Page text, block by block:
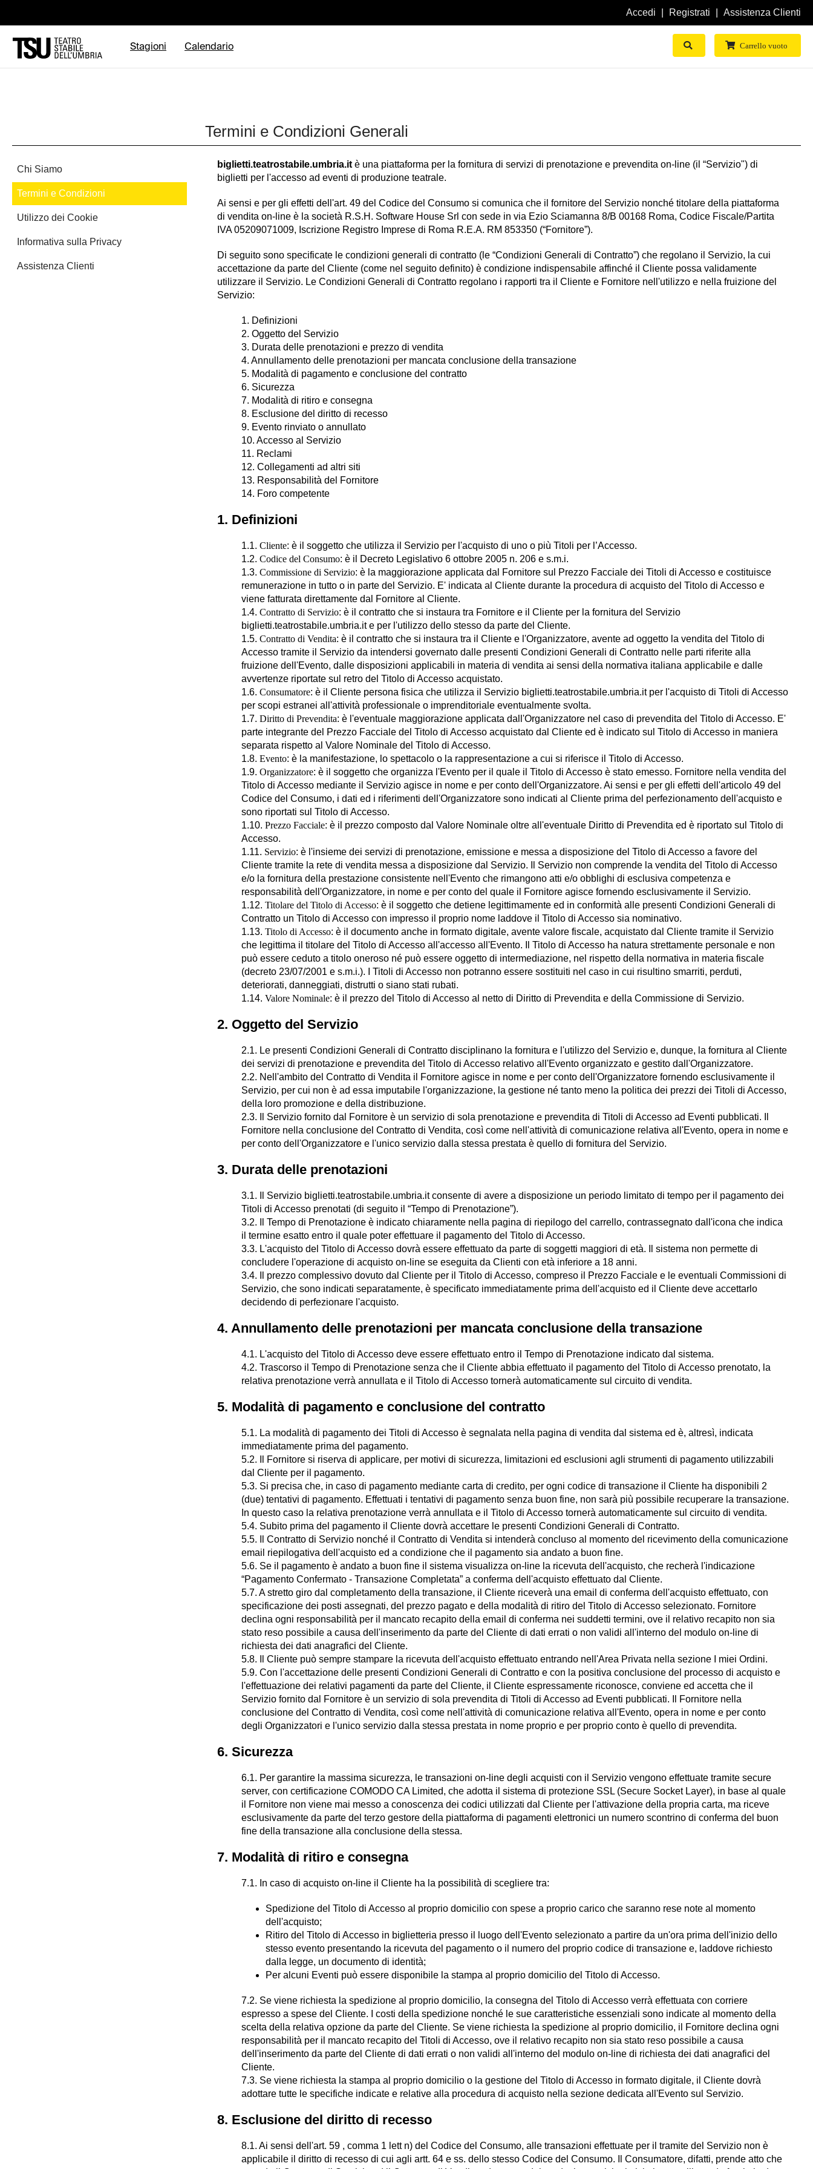
Accedi Registrati Assistenza Clienti
Stagioni Calendario Carrello vuoto
Mostra Ricerca
Chi Siamo
Termini e Condizioni
Utilizzo dei Cookie
Informativa sulla Privacy
Assistenza Clienti
Termini e Condizioni Generali
biglietti.teatrostabile.umbria.itè una piattaforma per la fornitura di servizi di prenotazione e prevendita on-line (il “Servizio") di
biglietti per l'accesso ad eventi di produzione teatrale.
Ai sensi e per gli effetti dell'art. 49 del Codice del Consumo si comunica che il fornitore del Servizio nonché titolare della piattaforma
di vendita on-line è la società R.S.H. Software House Srl con sede in via Ezio Sciamanna 8/B 00168 Roma, Codice Fiscale/Partita
IVA 05209071009, Iscrizione Registro Imprese di Roma R.E.A. RM 853350 (“Fornitore”).
Di seguito sono specificate le condizioni generali di contratto (le “Condizioni Generali di Contratto”) che regolano il Servizio, la cui
accettazione da parte del Cliente (come nel seguito definito) è condizione indispensabile affinché il Cliente possa validamente
utilizzare il Servizio. Le Condizioni Generali di Contratto regolano i rapporti tra il Cliente e Fornitore nell'utilizzo e nella fruizione del
Servizio:
1. Definizioni
2. Oggetto del Servizio
3. Durata delle prenotazioni e prezzo di vendita
4. Annullamento delle prenotazioni per mancata conclusione della transazione
5. Modalità di pagamento e conclusione del contratto
6. Sicurezza
7. Modalità di ritiro e consegna
8. Esclusione del diritto di recesso
9. Evento rinviato o annullato
10. Accesso al Servizio
11. Reclami
12. Collegamenti ad altri siti
13. Responsabilità del Fornitore
14. Foro competente
1. Definizioni
1.1. Cliente: è il soggetto che utilizza il Servizio per l'acquisto di uno o più Titoli per l’Accesso.
1.2. Codice del Consumo: è il Decreto Legislativo 6 ottobre 2005 n. 206 e s.m.i.
1.3. Commissione di Servizio: è la maggiorazione applicata dal Fornitore sul Prezzo Facciale dei Titoli di Accesso e costituisce
remunerazione in tutto o in parte del Servizio. E' indicata al Cliente durante la procedura di acquisto del Titolo di Accesso e
viene fatturata direttamente dal Fornitore al Cliente.
1.4. Contratto di Servizio: è il contratto che si instaura tra Fornitore e il Cliente per la fornitura del Servizio
biglietti.teatrostabile.umbria.it e per l'utilizzo dello stesso da parte del Cliente.
1.5. Contratto di Vendita: è il contratto che si instaura tra il Cliente e l'Organizzatore, avente ad oggetto la vendita del Titolo di
Accesso tramite il Servizio da intendersi governato dalle presenti Condizioni Generali di Contratto nelle parti riferite alla
fruizione dell'Evento, dalle disposizioni applicabili in materia di vendita ai sensi della normativa italiana applicabile e dalle
avvertenze riportate sul retro del Titolo di Accesso acquistato.
1.6. Consumatore: è il Cliente persona fisica che utilizza il Servizio biglietti.teatrostabile.umbria.it per l'acquisto di Titoli di Accesso
per scopi estranei all'attività professionale o imprenditoriale eventualmente svolta.
1.7. Diritto di Prevendita: è l'eventuale maggiorazione applicata dall'Organizzatore nel caso di prevendita del Titolo di Accesso. E'
parte integrante del Prezzo Facciale del Titolo di Accesso acquistato dal Cliente ed è indicato sul Titolo di Accesso in maniera
separata rispetto al Valore Nominale del Titolo di Accesso.
1.8. Evento: è la manifestazione, lo spettacolo o la rappresentazione a cui si riferisce il Titolo di Accesso.
1.9. Organizzatore: è il soggetto che organizza l'Evento per il quale il Titolo di Accesso è stato emesso. Fornitore nella vendita del
Titolo di Accesso mediante il Servizio agisce in nome e per conto dell'Organizzatore. Ai sensi e per gli effetti dell'articolo 49 del
Codice del Consumo, i dati ed i riferimenti dell'Organizzatore sono indicati al Cliente prima del perfezionamento dell'acquisto e
sono riportati sul Titolo di Accesso.
1.10. Prezzo Facciale: è il prezzo composto dal Valore Nominale oltre all'eventuale Diritto di Prevendita ed è riportato sul Titolo di
Accesso.
1.11. Servizio: è l'insieme dei servizi di prenotazione, emissione e messa a disposizione del Titolo di Accesso a favore del
Cliente tramite la rete di vendita messa a disposizione dal Servizio. Il Servizio non comprende la vendita del Titolo di Accesso
e/o la fornitura della prestazione consistente nell'Evento che rimangono atti e/o obblighi di esclusiva competenza e
responsabilità dell'Organizzatore, in nome e per conto del quale il Fornitore agisce fornendo esclusivamente il Servizio.
1.12. Titolare del Titolo di Accesso: è il soggetto che detiene legittimamente ed in conformità alle presenti Condizioni Generali di
Contratto un Titolo di Accesso con impresso il proprio nome laddove il Titolo di Accesso sia nominativo.
1.13. Titolo di Accesso: è il documento anche in formato digitale, avente valore fiscale, acquistato dal Cliente tramite il Servizio
che legittima il titolare del Titolo di Accesso all'accesso all'Evento. Il Titolo di Accesso ha natura strettamente personale e non
può essere ceduto a titolo oneroso né può essere oggetto di intermediazione, nel rispetto della normativa in materia fiscale
(decreto 23/07/2001 e s.m.i.). I Titoli di Accesso non potranno essere sostituiti nel caso in cui risultino smarriti, perduti,
deteriorati, danneggiati, distrutti o siano stati rubati.
1.14. Valore Nominale: è il prezzo del Titolo di Accesso al netto di Diritto di Prevendita e della Commissione di Servizio.
2. Oggetto del Servizio
2.1. Le presenti Condizioni Generali di Contratto disciplinano la fornitura e l'utilizzo del Servizio e, dunque, la fornitura al Cliente
dei servizi di prenotazione e prevendita del Titolo di Accesso relativo all'Evento organizzato e gestito dall'Organizzatore.
2.2. Nell'ambito del Contratto di Vendita il Fornitore agisce in nome e per conto dell'Organizzatore fornendo esclusivamente il
Servizio, per cui non è ad essa imputabile l'organizzazione, la gestione né tanto meno la politica dei prezzi dei Titoli di Accesso,
della loro promozione e della distribuzione.
2.3. Il Servizio fornito dal Fornitore è un servizio di sola prenotazione e prevendita di Titoli di Accesso ad Eventi pubblicati. Il
Fornitore nella conclusione del Contratto di Vendita, così come nell'attività di comunicazione relativa all'Evento, opera in nome e
per conto dell'Organizzatore e l'unico servizio dalla stessa prestata è quello di fornitura del Servizio.
3. Durata delle prenotazioni
3.1. Il Servizio biglietti.teatrostabile.umbria.it consente di avere a disposizione un periodo limitato di tempo per il pagamento dei
Titoli di Accesso prenotati (di seguito il “Tempo di Prenotazione”).
3.2. Il Tempo di Prenotazione è indicato chiaramente nella pagina di riepilogo del carrello, contrassegnato dall'icona che indica
il termine esatto entro il quale poter effettuare il pagamento del Titolo di Accesso.
3.3. L'acquisto del Titolo di Accesso dovrà essere effettuato da parte di soggetti maggiori di età. Il sistema non permette di
concludere l'operazione di acquisto on-line se eseguita da Clienti con età inferiore a 18 anni.
3.4. Il prezzo complessivo dovuto dal Cliente per il Titolo di Accesso, compreso il Prezzo Facciale e le eventuali Commissioni di
Servizio, che sono indicati separatamente, è specificato immediatamente prima dell'acquisto ed il Cliente deve accettarlo
decidendo di perfezionare l'acquisto.
4. Annullamento delle prenotazioni per mancata conclusione della transazione
4.1. L'acquisto del Titolo di Accesso deve essere effettuato entro il Tempo di Prenotazione indicato dal sistema.
4.2. Trascorso il Tempo di Prenotazione senza che il Cliente abbia effettuato il pagamento del Titolo di Accesso prenotato, la
relativa prenotazione verrà annullata e il Titolo di Accesso tornerà automaticamente sul circuito di vendita.
5. Modalità di pagamento e conclusione del contratto
5.1. La modalità di pagamento dei Titoli di Accesso è segnalata nella pagina di vendita dal sistema ed è, altresì, indicata
immediatamente prima del pagamento.
5.2. Il Fornitore si riserva di applicare, per motivi di sicurezza, limitazioni ed esclusioni agli strumenti di pagamento utilizzabili
dal Cliente per il pagamento.
5.3. Si precisa che, in caso di pagamento mediante carta di credito, per ogni codice di transazione il Cliente ha disponibili 2
(due) tentativi di pagamento. Effettuati i tentativi di pagamento senza buon fine, non sarà più possibile recuperare la transazione.
In questo caso la relativa prenotazione verrà annullata e il Titolo di Accesso tornerà automaticamente sul circuito di vendita.
5.4. Subito prima del pagamento il Cliente dovrà accettare le presenti Condizioni Generali di Contratto.
5.5. Il Contratto di Servizio nonché il Contratto di Vendita si intenderà concluso al momento del ricevimento della comunicazione
email riepilogativa dell'acquisto ed a condizione che il pagamento sia andato a buon fine.
5.6. Se il pagamento è andato a buon fine il sistema visualizza on-line la ricevuta dell'acquisto, che recherà l'indicazione
“Pagamento Confermato - Transazione Completata” a conferma dell'acquisto effettuato dal Cliente.
5.7. A stretto giro dal completamento della transazione, il Cliente riceverà una email di conferma dell'acquisto effettuato, con
specificazione dei posti assegnati, del prezzo pagato e della modalità di ritiro del Titolo di Accesso selezionato. Fornitore
declina ogni responsabilità per il mancato recapito della email di conferma nei suddetti termini, ove il relativo recapito non sia
stato reso possibile a causa dell'inserimento da parte del Cliente di dati errati o non validi all'interno del modulo on-line di
richiesta dei dati anagrafici del Cliente.
5.8. Il Cliente può sempre stampare la ricevuta dell'acquisto effettuato entrando nell'Area Privata nella sezione I miei Ordini.
5.9. Con l'accettazione delle presenti Condizioni Generali di Contratto e con la positiva conclusione del processo di acquisto e
l'effettuazione dei relativi pagamenti da parte del Cliente, il Cliente espressamente riconosce, conviene ed accetta che il
Servizio fornito dal Fornitore è un servizio di sola prevendita di Titoli di Accesso ad Eventi pubblicati. Il Fornitore nella
conclusione del Contratto di Vendita, così come nell'attività di comunicazione relativa all'Evento, opera in nome e per conto
degli Organizzatori e l'unico servizio dalla stessa prestata in nome proprio e per proprio conto è quello di prevendita.
6. Sicurezza
6.1. Per garantire la massima sicurezza, le transazioni on-line degli acquisti con il Servizio vengono effettuate tramite secure
server, con certificazione COMODO CA Limited, che adotta il sistema di protezione SSL (Secure Socket Layer), in base al quale
il Fornitore non viene mai messo a conoscenza dei codici utilizzati dal Cliente per l'attivazione della propria carta, ma riceve
esclusivamente da parte del terzo gestore della piattaforma di pagamenti elettronici un numero scontrino di conferma del buon
fine della transazione alla conclusione della stessa.
7. Modalità di ritiro e consegna
7.1. In caso di acquisto on-line il Cliente ha la possibilità di scegliere tra:
Spedizione del Titolo di Accesso al proprio domicilio con spese a proprio carico che saranno rese note al momento
dell'acquisto;
Ritiro del Titolo di Accesso in biglietteria presso il luogo dell'Evento selezionato a partire da un'ora prima dell'inizio dello
stesso evento presentando la ricevuta del pagamento o il numero del proprio codice di transazione e, laddove richiesto
dalla legge, un documento di identità;
Per alcuni Eventi può essere disponibile la stampa al proprio domicilio del Titolo di Accesso.
7.2. Se viene richiesta la spedizione al proprio domicilio, la consegna del Titolo di Accesso verrà effettuata con corriere
espresso a spese del Cliente. I costi della spedizione nonché le sue caratteristiche essenziali sono indicate al momento della
scelta della relativa opzione da parte del Cliente. Se viene richiesta la spedizione al proprio domicilio, il Fornitore declina ogni
responsabilità per il mancato recapito del Titoli di Accesso, ove il relativo recapito non sia stato reso possibile a causa
dell'inserimento da parte del Cliente di dati errati o non validi all'interno del modulo on-line di richiesta dei dati anagrafici del
Cliente.
7.3. Se viene richiesta la stampa al proprio domicilio o la gestione del Titolo di Accesso in formato digitale, il Cliente dovrà
adottare tutte le specifiche indicate e relative alla procedura di acquisto nella sezione dedicata all'Evento sul Servizio.
8. Esclusione del diritto di recesso
8.1. Ai sensi dell'art. 59 , comma 1 lett n) del Codice del Consumo, alle transazioni effettuate per il tramite del Servizio non è
applicabile il diritto di recesso di cui agli artt. 64 e ss. dello stesso Codice del Consumo. Il Consumatore, difatti, prende atto che